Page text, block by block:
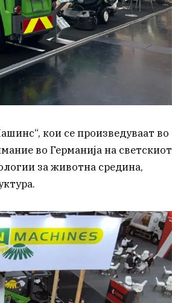
кои се произведуваат во
во Германија на светскиот
за животна средина,